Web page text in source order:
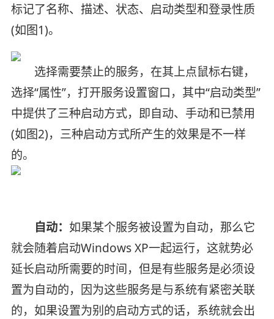
标记了名称、描述、状态、启动类型和登录性质
(如图1)。
选择需要禁止的服务，在其上点鼠标右键，
选择“属性”，打开服务设置窗口，其中“启动类型”
中提供了三种启动方式，即自动、手动和已禁用
(如图2)，三种启动方式所产生的效果是不一样
的。
自动： 如果某个服务被设置为自动，那么它
就会随着启动Windows XP一起运行，这就势必
延长启动所需要的时间，但是有些服务是必须设
置为自动的，因为这些服务是与系统有紧密关联
的，如果设置为别的启动方式的话，系统就会出